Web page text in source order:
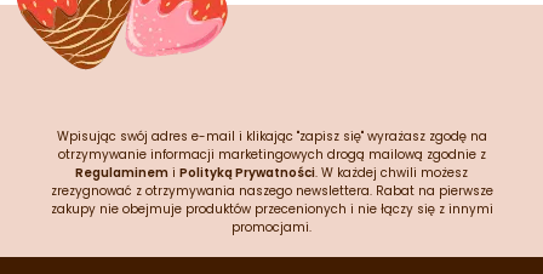
Wpisując swój adres e-mail i klikając "zapisz się" wyrażasz zgodę na
otrzymywanie informacji marketingowych drogą mailową zgodnie z
Regulaminem i Polityką Prywatności. W każdej chwili możesz
zrezygnować z otrzymywania naszego newslettera. Rabat na pierwsze
zakupy nie obejmuje produktów przecenionych i nie łączy się z innymi
promocjami.